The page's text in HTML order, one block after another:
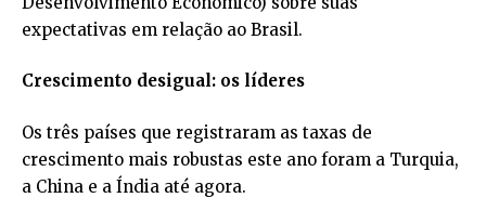
expectativas em relação ao Brasil.
Crescimento desigual: os líderes
Os três países que registraram as taxas de
crescimento mais robustas este ano foram a Turquia,
a China e a Índia até agora.